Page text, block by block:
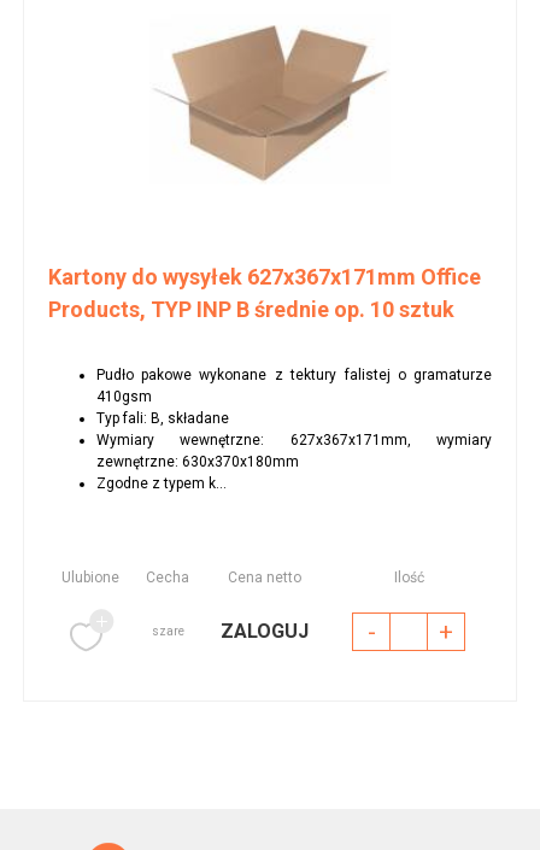
Kartony do wysyłek 627x367x171mm Office
Products, TYP INP B średnie op. 10 sztuk
Pudło pakowe wykonane z tektury falistej o gramaturze
410gsm
Typ fali: B, składane
Wymiary wewnętrzne: 627x367x171mm, wymiary
zewnętrzne: 630x370x180mm
Zgodne z typem k...
Ulubione Cecha Cena netto Ilość
szare ZALOGUJ - +